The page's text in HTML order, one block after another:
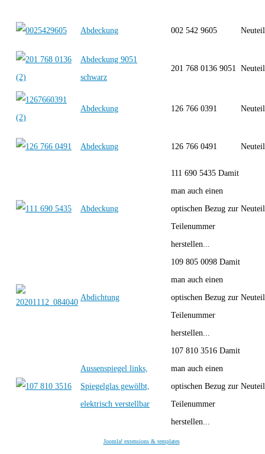
Abdeckung 002 542 9605
Abdeckung 9051
schwarz
201 768 0136 9051
Abdeckung 126 766 0391
Abdeckung 126 766 0491
Abdeckung
111 690 5435 Damit
man auch einen
optischen Bezug zur
Teilenummer
herstellen...
Abdichtung
109 805 0098 Damit
man auch einen
optischen Bezug zur
Teilenummer
herstellen...
Aussenspiegel links,
Spiegelglas gewölbt,
elektrisch verstellbar
107 810 3516 Damit
man auch einen
optischen Bezug zur
Teilenummer
herstellen...
Joomla! extensions & templates